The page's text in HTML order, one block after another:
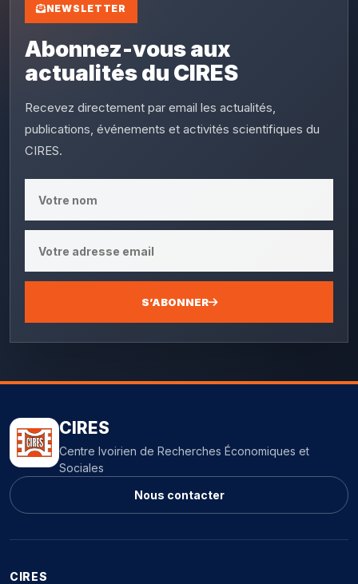
NEWSLETTER
Abonnez-vous aux
actualités du CIRES
Recevez directement par email les actualités,
publications, événements et activités scientifiques du
CIRES.
S’ABONNER
CIRES
Centre Ivoirien de Recherches Économiques et
Sociales
Nous contacter
CIRES